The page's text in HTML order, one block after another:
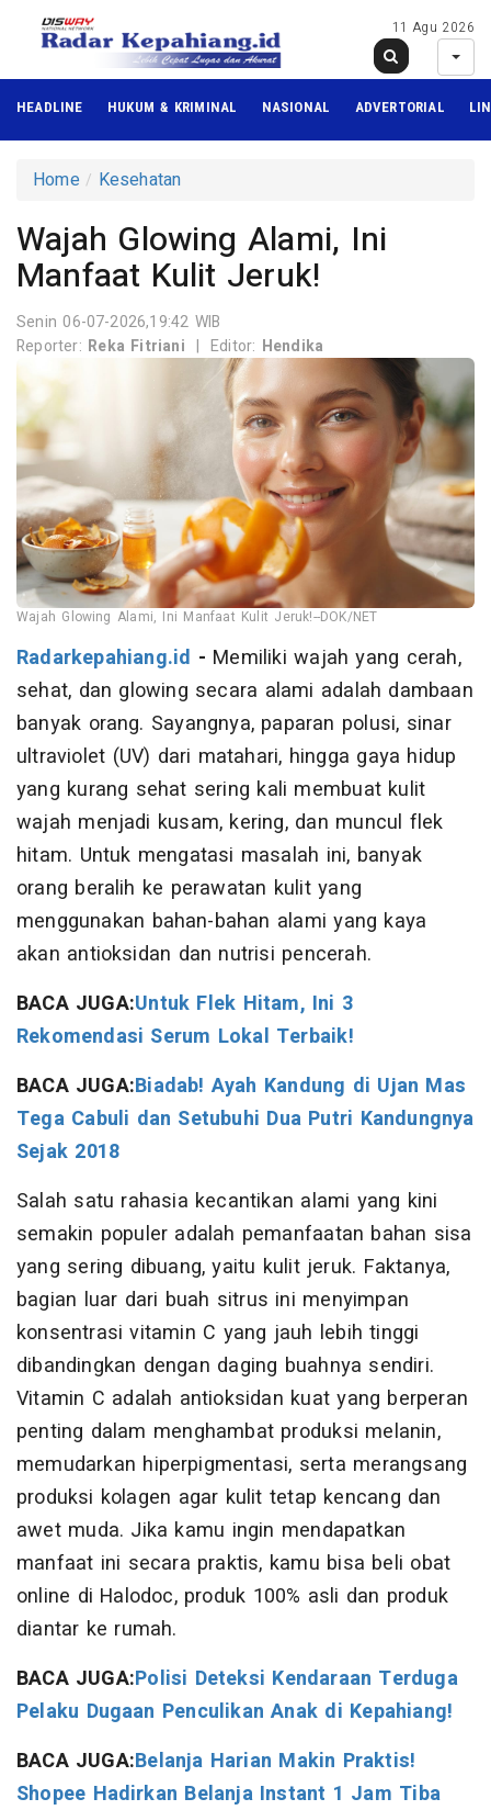
11 Agu 2026
HEADLINE HUKUM & KRIMINAL NASIONAL ADVERTORIAL
Home Kesehatan
Wajah Glowing Alami, Ini
Manfaat Kulit Jeruk!
Senin 06-07-2026,19:42 WIB
Reporter: Reka Fitriani | Editor: Hendika
Wajah Glowing Alami, Ini Manfaat Kulit Jeruk!--DOK/NET
Radarkepahiang.id - Memiliki wajah yang cerah,
sehat, dan glowing secara alami adalah dambaan
banyak orang. Sayangnya, paparan polusi, sinar
ultraviolet (UV) dari matahari, hingga gaya hidup
yang kurang sehat sering kali membuat kulit
wajah menjadi kusam, kering, dan muncul flek
hitam. Untuk mengatasi masalah ini, banyak
orang beralih ke perawatan kulit yang
menggunakan bahan-bahan alami yang kaya
akan antioksidan dan nutrisi pencerah.
BACA JUGA:Untuk Flek Hitam, Ini 3
Rekomendasi Serum Lokal Terbaik!
BACA JUGA:Biadab! Ayah Kandung di Ujan Mas
Tega Cabuli dan Setubuhi Dua Putri Kandungnya
Sejak 2018
Salah satu rahasia kecantikan alami yang kini
semakin populer adalah pemanfaatan bahan sisa
yang sering dibuang, yaitu kulit jeruk. Faktanya,
bagian luar dari buah sitrus ini menyimpan
konsentrasi vitamin C yang jauh lebih tinggi
dibandingkan dengan daging buahnya sendiri.
Vitamin C adalah antioksidan kuat yang berperan
penting dalam menghambat produksi melanin,
memudarkan hiperpigmentasi, serta merangsang
produksi kolagen agar kulit tetap kencang dan
awet muda. Jika kamu ingin mendapatkan
manfaat ini secara praktis, kamu bisa beli obat
online di Halodoc, produk 100% asli dan produk
diantar ke rumah.
BACA JUGA:Polisi Deteksi Kendaraan Terduga
Pelaku Dugaan Penculikan Anak di Kepahiang!
BACA JUGA:Belanja Harian Makin Praktis!
Shopee Hadirkan Belanja Instant 1 Jam Tiba